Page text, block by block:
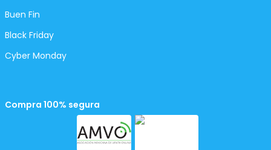
Buen Fin
Black Friday
Cyber Monday
Compra 100% segura